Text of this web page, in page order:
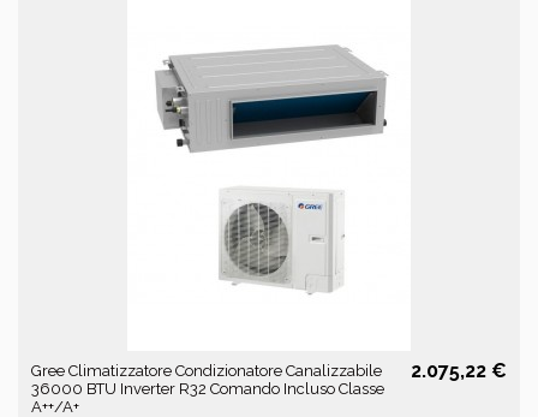
Gree Climatizzatore Condizionatore Canalizzabile
36000 BTU Inverter R32 Comando Incluso Classe
A++/A+
2.075,22 €